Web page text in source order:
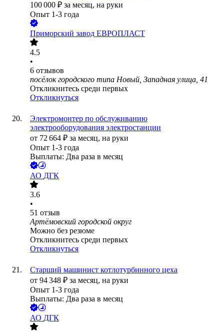
100 000 ₽ за месяц, на руки
Опыт 1-3 года
Приморский завод ЕВРОПЛАСТ
4.5
•
6 отзывов
посёлок городского типа Новый, Западная улица, 41
Откликнитесь среди первых
Откликнуться
Электромонтер по обслуживанию
электрооборудования электростанции
от 72 664 ₽ за месяц, на руки
Опыт 1-3 года
Выплаты: Два раза в месяц
АО ДГК
3.6
•
51 отзыв
Артёмовский городской округ
Можно без резюме
Откликнитесь среди первых
Откликнуться
Старший машинист котлотурбинного цеха
от 94 348 ₽ за месяц, на руки
Опыт 1-3 года
Выплаты: Два раза в месяц
АО ДГК